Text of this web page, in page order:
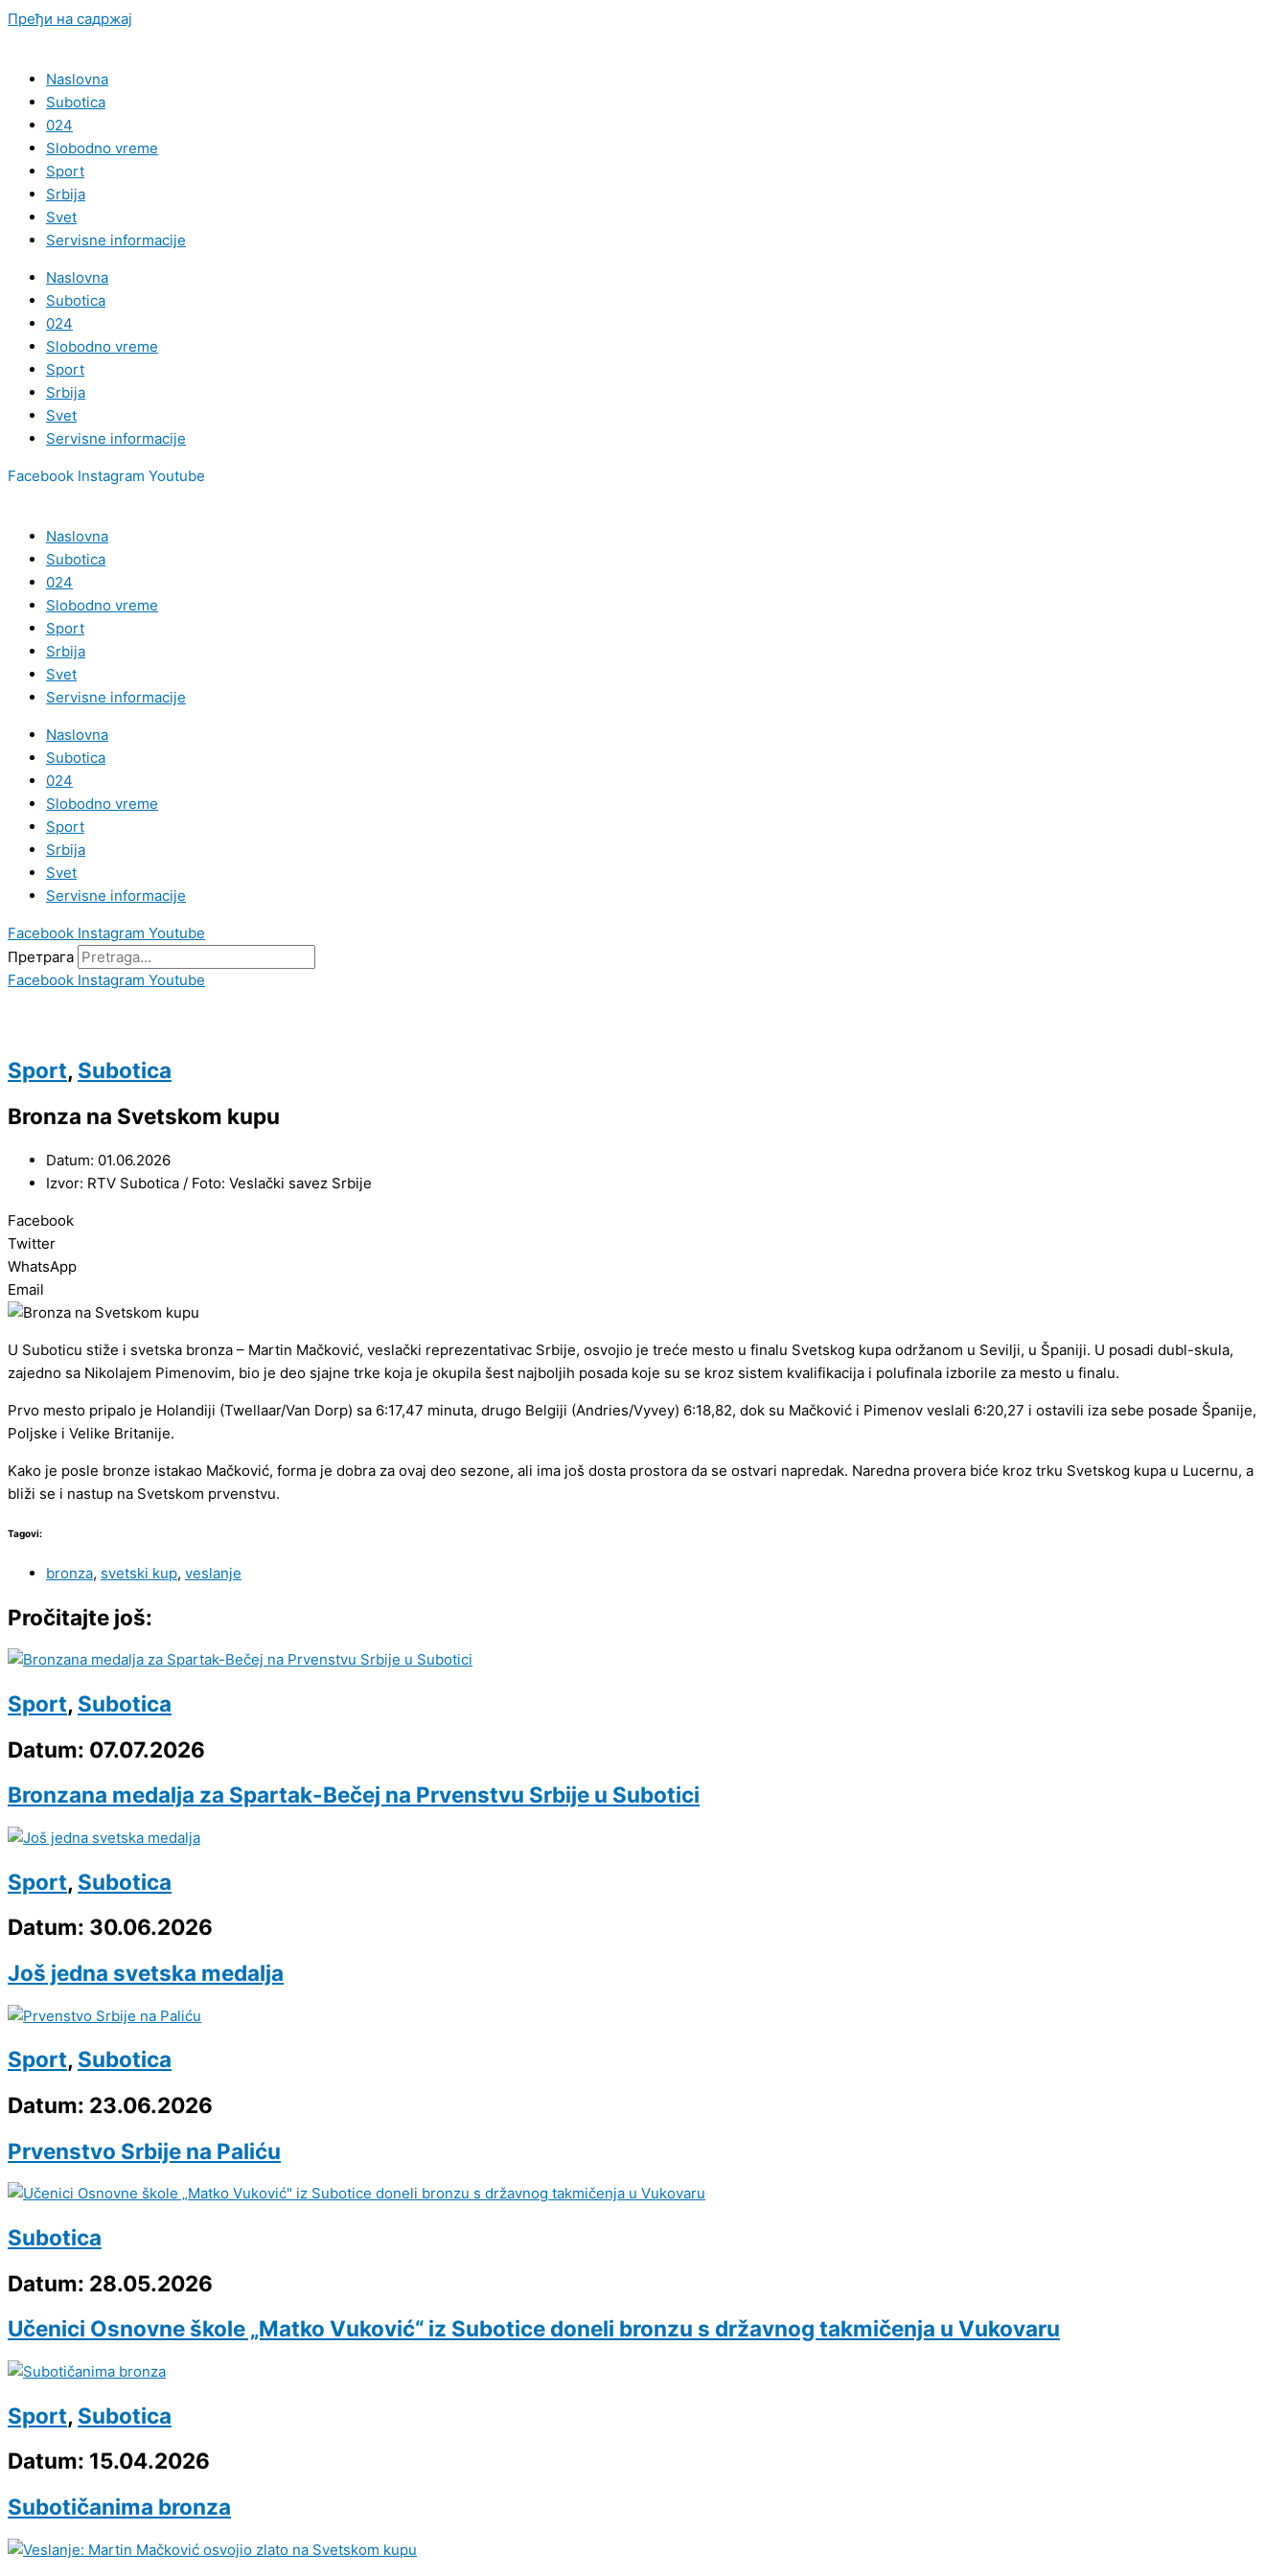
Пређи на садржај
Naslovna
Subotica
024
Slobodno vreme
Sport
Srbija
Svet
Servisne informacije
Naslovna
Subotica
024
Slobodno vreme
Sport
Srbija
Svet
Servisne informacije
Facebook Instagram Youtube
Naslovna
Subotica
024
Slobodno vreme
Sport
Srbija
Svet
Servisne informacije
Naslovna
Subotica
024
Slobodno vreme
Sport
Srbija
Svet
Servisne informacije
Facebook Instagram Youtube
Претрага
Facebook Instagram Youtube
Sport, Subotica
Bronza na Svetskom kupu
Datum: 01.06.2026
Izvor: RTV Subotica / Foto: Veslački savez Srbije
Facebook
Twitter
WhatsApp
Email
U Suboticu stiže i svetska bronza – Martin Mačković, veslački reprezentativac Srbije, osvojio je treće mesto u finalu Svetskog kupa održanom u Sevilji, u Španiji. U posadi dubl-skula,
zajedno sa Nikolajem Pimenovim, bio je deo sjajne trke koja je okupila šest najboljih posada koje su se kroz sistem kvalifikacija i polufinala izborile za mesto u finalu.
Prvo mesto pripalo je Holandiji (Twellaar/Van Dorp) sa 6:17,47 minuta, drugo Belgiji (Andries/Vyvey) 6:18,82, dok su Mačković i Pimenov veslali 6:20,27 i ostavili iza sebe posade Španije,
Poljske i Velike Britanije.
Kako je posle bronze istakao Mačković, forma je dobra za ovaj deo sezone, ali ima još dosta prostora da se ostvari napredak. Naredna provera biće kroz trku Svetskog kupa u Lucernu, a
bliži se i nastup na Svetskom prvenstvu.
Tagovi:
bronza, svetski kup, veslanje
Pročitajte još:
Sport, Subotica
Datum: 07.07.2026
Bronzana medalja za Spartak-Bečej na Prvenstvu Srbije u Subotici
Sport, Subotica
Datum: 30.06.2026
Još jedna svetska medalja
Sport, Subotica
Datum: 23.06.2026
Prvenstvo Srbije na Paliću
Subotica
Datum: 28.05.2026
Učenici Osnovne škole „Matko Vuković“ iz Subotice doneli bronzu s državnog takmičenja u Vukovaru
Sport, Subotica
Datum: 15.04.2026
Subotičanima bronza